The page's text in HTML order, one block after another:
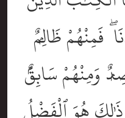
فَمِنْهُمْ ظَالِمٌۭ
وَمِنْهُمْ سَابِقٌۢ